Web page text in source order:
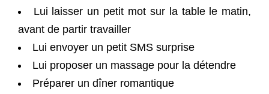
Lui laisser un petit mot sur la table le matin,
avant de partir travailler
Lui envoyer un petit SMS surprise
Lui proposer un massage pour la détendre
Préparer un dîner romantique